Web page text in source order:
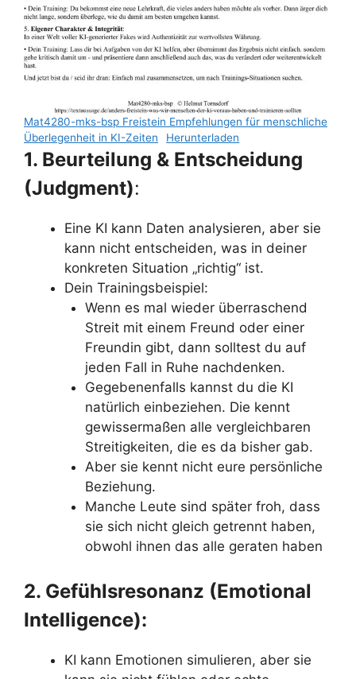
Mat4280-mks-bsp Freistein Empfehlungen für menschliche
Überlegenheit in KI-Zeiten
Herunterladen
1. Beurteilung & Entscheidung
(Judgment):
Eine KI kann Daten analysieren, aber sie
kann nicht entscheiden, was in deiner
konkreten Situation „richtig“ ist.
Dein Trainingsbeispiel:
Wenn es mal wieder überraschend
Streit mit einem Freund oder einer
Freundin gibt, dann solltest du auf
jeden Fall in Ruhe nachdenken.
Gegebenenfalls kannst du die KI
natürlich einbeziehen. Die kennt
gewissermaßen alle vergleichbaren
Streitigkeiten, die es da bisher gab.
Aber sie kennt nicht eure persönliche
Beziehung.
Manche Leute sind später froh, dass
sie sich nicht gleich getrennt haben,
obwohl ihnen das alle geraten haben
2. Gefühlsresonanz (Emotional
Intelligence):
KI kann Emotionen simulieren, aber sie